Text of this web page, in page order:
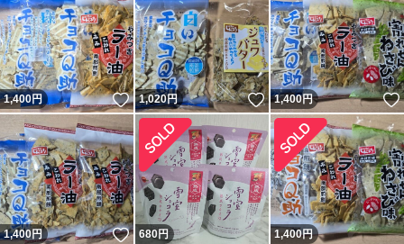
1,400円 いいね！
1,020円 いいね！
1,400円
1,400円 いいね！
680円 1,400円